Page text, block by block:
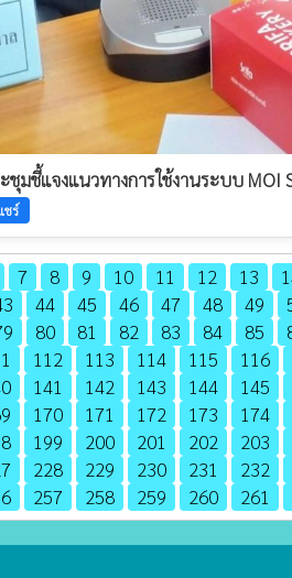
ชุมชี้แจงแนวทางการใช้งานระบบ MOI
ชร์
7 8 9 10 11 12 13
44 45 46 47 48 49
80 81 82 83 84 85
112 113 114 115
116
141 142 143 144
145
170 171 172 173
174
199 200 201 202
203
228 229 230 231
232
257 258 259 260 261